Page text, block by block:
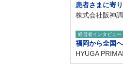
患者さまに寄
株式会社阪神
経営者インタビュー
福岡から全国
HYUGA